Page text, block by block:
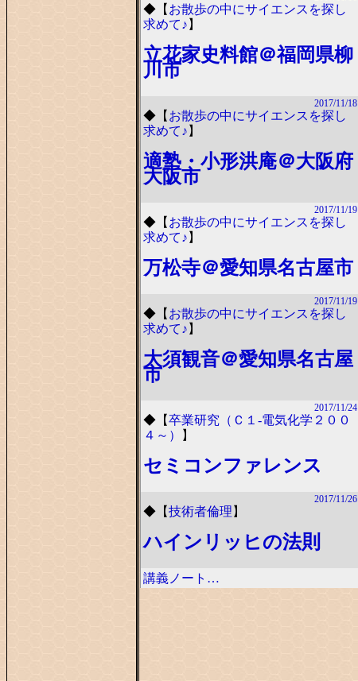
◆ 【 お散歩の中にサイエンスを探し
求めて♪ 】
立花家史料館＠福岡県柳
川市
2017/11/18
◆ 【 お散歩の中にサイエンスを探し
求めて♪ 】
適塾・小形洪庵＠大阪府
大阪市
2017/11/19
◆ 【 お散歩の中にサイエンスを探し
求めて♪ 】
万松寺＠愛知県名古屋市
2017/11/19
◆ 【 お散歩の中にサイエンスを探し
求めて♪ 】
大須観音＠愛知県名古屋
市
2017/11/24
◆ 【卒業研究（Ｃ１-電気化学２００
４～）
】
セミコンファレンス
2017/11/26
◆ 【技術者倫理 】
ハインリッヒの法則
講義ノート…